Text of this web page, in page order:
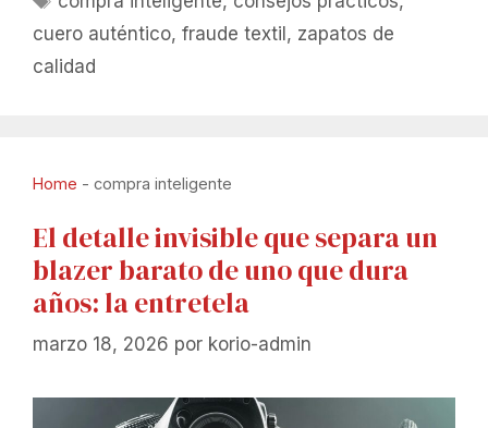
cuero auténtico, fraude textil, zapatos de
calidad
Home - compra inteligente
El detalle invisible que separa un
blazer barato de uno que dura
años: la entretela
marzo 18, 2026 por korio-admin